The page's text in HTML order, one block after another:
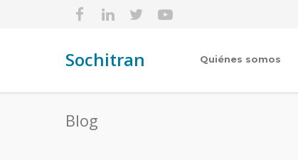
Sochitran Quiénes somos
Blog